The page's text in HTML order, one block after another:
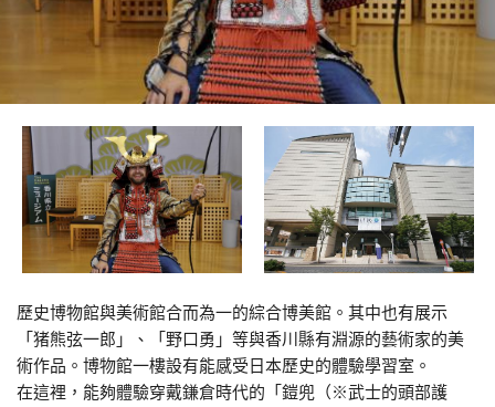
歷史博物館與美術館合而為一的綜合博美館。其中也有展示
「猪熊弦一郎」、「野口勇」等與香川縣有淵源的藝術家的美
術作品。博物館一樓設有能感受日本歷史的體驗學習室。
在這裡，能夠體驗穿戴鎌倉時代的「鎧兜（※武士的頭部護